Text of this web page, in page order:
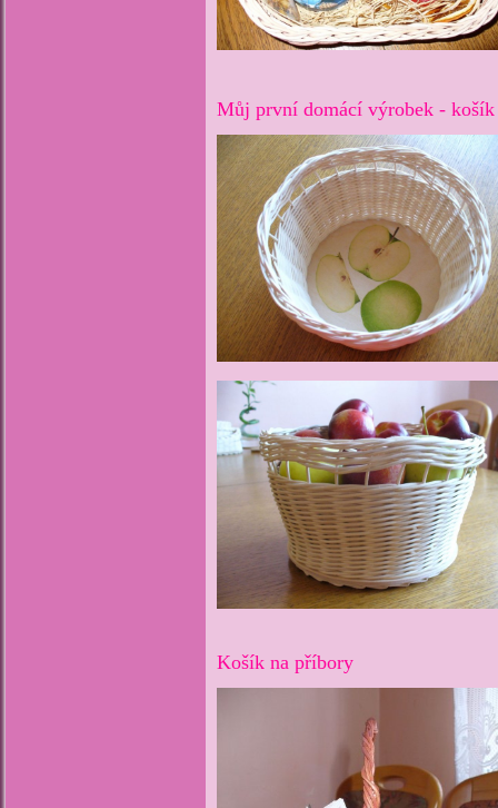
Můj první domácí výrobek - košík
Košík na příbory